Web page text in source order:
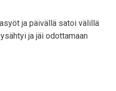
ja päivällä satoi välillä
ja jäi odottamaan